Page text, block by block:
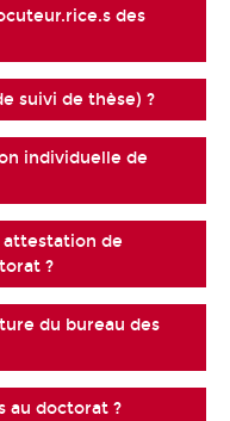
des
suivi de thèse) ?
individuelle de
de
?
du bureau des
au doctorat ?